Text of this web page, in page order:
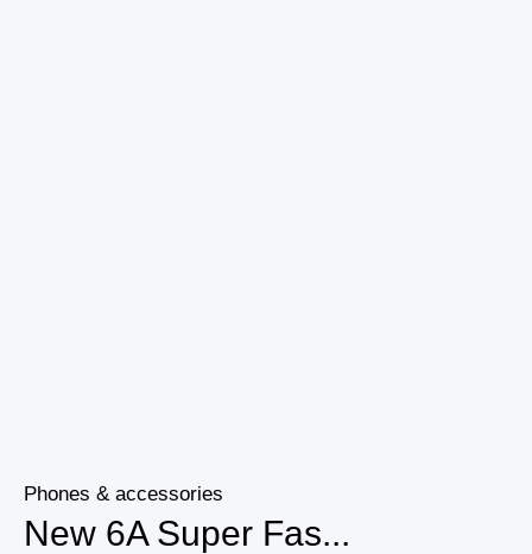
Phones & accessories
New 6A Super Fas...